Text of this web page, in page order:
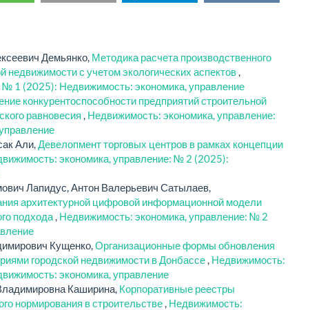
Демьянко, Методика расчета производственного
с учетом экологических аспектов,
1 (2025): Недвижимость: экономика, управление
конкурентоспособности предприятий строительной
равновесия , Недвижимость: экономика, управление:
Али,Девелопмент торговых центров в рамках концепции
экономика, управление: № 2 (2025):
Лапидус, Антон Валерьевич Сатылаев,
архитектурной цифровой информационной модели
подхода, Недвижимость: экономика, управление: № 2
Кущенко,Организационные формы обновления
городской недвижимости в Донбассе, Недвижимость:
экономика, управление
Каширина, Корпоративные реестры
нормирования в строительстве, Недвижимость: